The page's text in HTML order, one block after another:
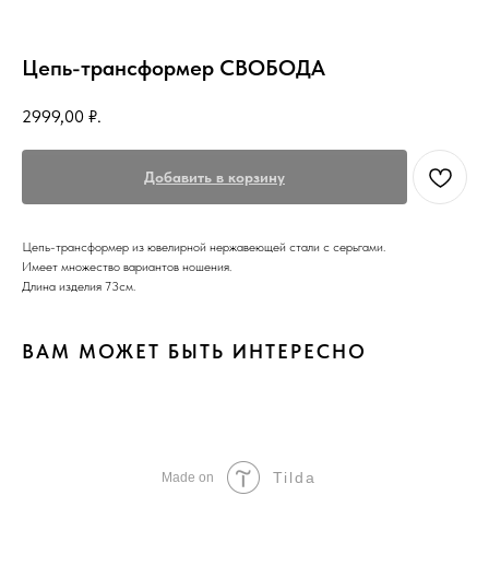
Цепь-трансформер СВОБОДА
2999,00 ₽.
Добавить в корзину
Цепь-трансформер из ювелирной нержавеющей стали с серьгами.
Имеет множество вариантов ношения.
Длина изделия 73см.
ВАМ МОЖЕТ БЫТЬ ИНТЕРЕСНО
Made on Tilda